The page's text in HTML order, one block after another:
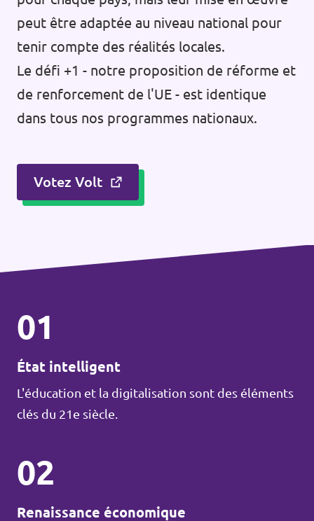
peut être adaptée au niveau national pour
tenir compte des réalités locales.
Le défi +1 - notre proposition de réforme et
de renforcement de l'UE - est identique
dans tous nos programmes nationaux.
Votez Volt
01
État intelligent
L'éducation et la digitalisation sont des éléments
clés du 21e siècle.
02
Renaissance économique